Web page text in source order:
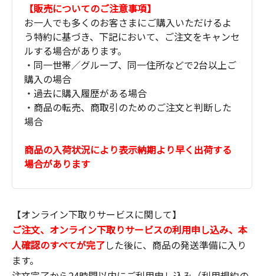
【販売についてのご注意事項】
お一人でも多くのお客さまにご購入いただけるよ
う特約に基づき、下記において、ご注文をキャンセ
ルする場合があります。
・同一世帯／グループ、同一住所などで2台以上ご
購入の場合
・過去に購入履歴がある場合
・商品の転売、商取引のためのご注文と判断した
場合
商品の入荷状況により表示納期より早く出荷する
場合があります
【オンライン下取りサービスに関して】
ご注文、オンライン下取りサービスの利用申し込み、本
人確認のすべてが完了した後に、商品の発送準備に入り
ます。